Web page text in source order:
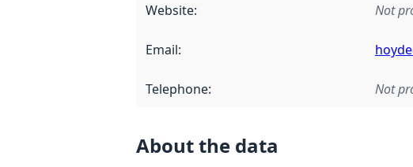
Website: Not
Email:
Telephone: Not
About the data